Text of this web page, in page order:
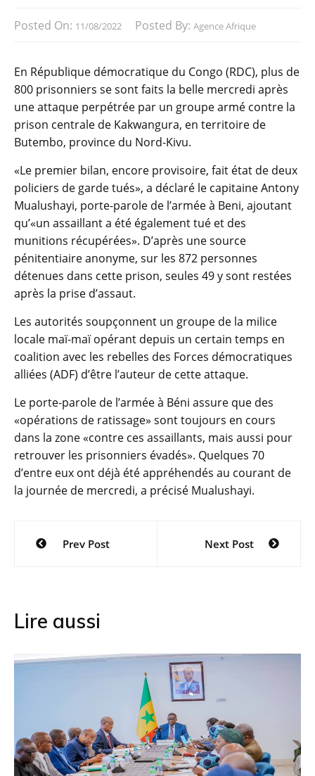
Posted On: 11/08/2022 Posted By: Agence Afrique
En République démocratique du Congo (RDC), plus de
800 prisonniers se sont faits la belle mercredi après
une attaque perpétrée par un groupe armé contre la
prison centrale de Kakwangura, en territoire de
Butembo, province du Nord-Kivu.
«Le premier bilan, encore provisoire, fait état de deux
policiers de garde tués», a déclaré le capitaine Antony
Mualushayi, porte-parole de l’armée à Beni, ajoutant
qu’«un assaillant a été également tué et des
munitions récupérées». D’après une source
pénitentiaire anonyme, sur les 872 personnes
détenues dans cette prison, seules 49 y sont restées
après la prise d’assaut.
Les autorités soupçonnent un groupe de la milice
locale maï-maï opérant depuis un certain temps en
coalition avec les rebelles des Forces démocratiques
alliées (ADF) d’être l’auteur de cette attaque.
Le porte-parole de l’armée à Béni assure que des
«opérations de ratissage» sont toujours en cours
dans la zone «contre ces assaillants, mais aussi pour
retrouver les prisonniers évadés». Quelques 70
d’entre eux ont déjà été appréhendés au courant de
la journée de mercredi, a précisé Mualushayi.
Navigation
Prev Post Next Post
Lire aussi